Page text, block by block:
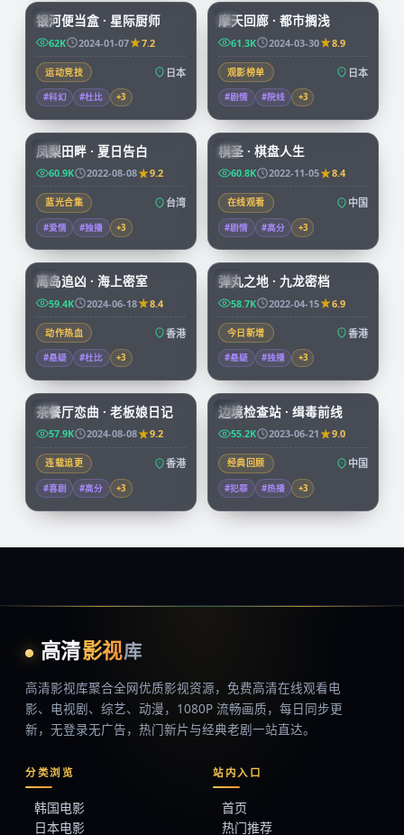
JP
银河便当盒 · 星际厨师
62K 2024-01-07 7.2
运动竞技 日本
#科幻 #杜比 +3
JP
摩天回廊 · 都市搁浅
61.3K 2024-03-30 8.9
观影榜单 日本
#剧情 #院线 +3
TW
凤梨田畔 · 夏日告白
60.9K 2022-08-08 9.2
蓝光合集 台湾
#爱情 #独播 +3
CN
棋圣 · 棋盘人生
60.8K 2022-11-05 8.4
在线观看 中国
#剧情 #高分 +3
HK
92:58
离岛追凶 · 海上密室
59.4K 2024-06-18 8.4
动作热血 香港
#悬疑 #杜比 +3
HK
99:59
弹丸之地 · 九龙密档
58.7K 2022-04-15 6.9
今日新增 香港
#悬疑 #独播 +3
HK
茶餐厅恋曲 · 老板娘日记
57.9K 2024-08-08 9.2
连载追更 香港
#喜剧 #高分 +3
CN
边境检查站 · 缉毒前线
55.2K 2023-06-21 9.0
经典回顾 中国
#犯罪 #热播 +3
高清影视库
高清影视库聚合全网优质影视资源， 免费高清在线观看电
影、电视剧、综艺、动漫，1080P 流畅画质，每日同步更
新，无登录无广告，热门新片与经典老剧一站直达。
分类浏览
韩国电影
日本电影
站内入口
首页
热门推荐